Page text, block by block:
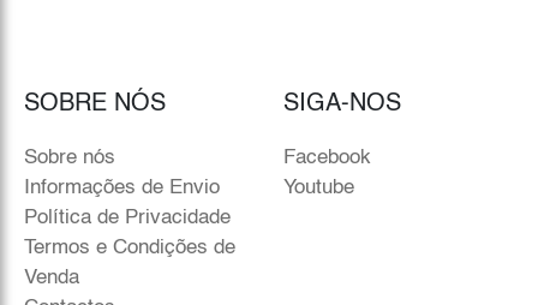
SOBRE NÓS
Sobre nós
Informações de Envio
Política de Privacidade
Termos e Condições de
Venda
SIGA-NOS
Facebook
Youtube